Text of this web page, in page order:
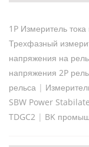
1P Измеритель
Трехфазный
напряжения на
напряжения 2P
рельса |
SBW Power Stabilate
TDGC2 | BK